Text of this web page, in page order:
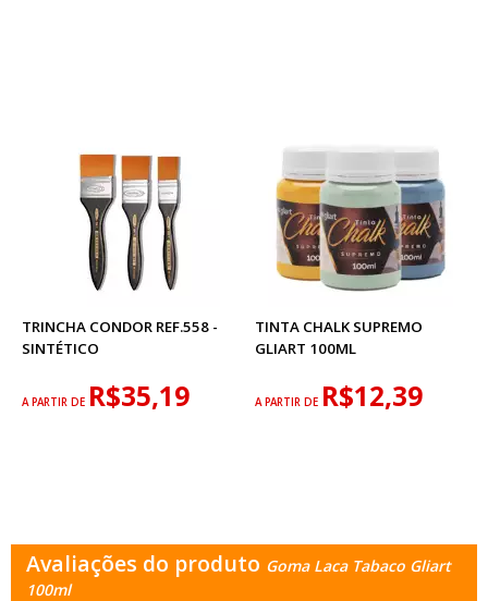
TRINCHA CONDOR REF.558 -
SINTÉTICO
A PARTIR DE R$35,19
TINTA CHALK SUPREMO
GLIART 100ML
A PARTIR DE R$12,39
Avaliações do produto Goma Laca Tabaco Gliart
100ml